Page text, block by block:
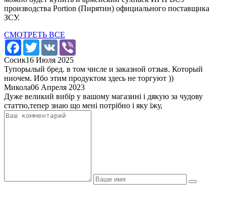
производства Portion (Пирятин) официального поставщика
ЗСУ.
СМОТРЕТЬ ВСЕ
Facebook
TwitterVK
Сосик16 Июля 2025
Тупорылый бред. в том числе и заказной отзыв. Который
ниочем. Ибо этим продуктом здесь не торгуют ))
Микола06 Апреля 2023
Дуже великий вибір у вашому магазині і дякую за чудову
статтю,тепер знаю що мені потрібно і яку їжу,